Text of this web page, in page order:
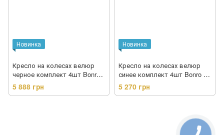
Новинка
Кресло на колесах велюр
черное комплект 4шт Bonro
B-531 (черное основание)
(42401205)
5 888 грн
Новинка
Кресло на колесах велюр
синее комплект 4шт Bonro B-
531 (42401226)
5 270 грн